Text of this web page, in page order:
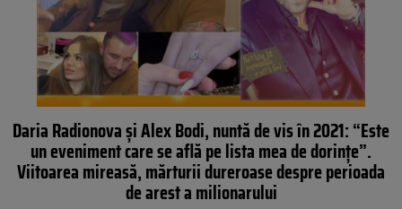
Daria Radionova și Alex Bodi, nuntă de vis în 2021: “Este
un eveniment care se află pe lista mea de dorințe”.
Viitoarea mireasă, mărturii dureroase despre perioada
de arest a milionarului